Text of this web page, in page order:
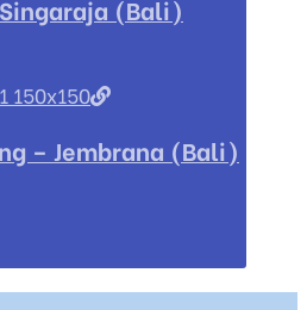
(Bali)
– Jembrana (Bali)